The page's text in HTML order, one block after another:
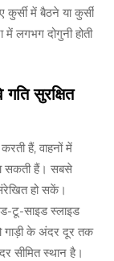
में बैठने या कुर्सी
लगभग दोगुनी होती
सुरक्षित
हैं, वाहनों में
सकती हैं। सबसे
हो सकें।
टू-साइड स्लाइड
गाड़ी के अंदर दूर तक
सीमित स्थान है।